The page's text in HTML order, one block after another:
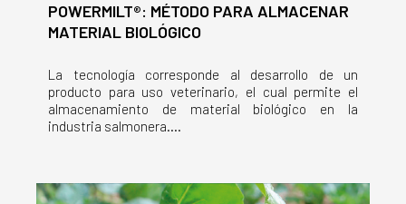
POWERMILT®: MÉTODO PARA ALMACENAR
MATERIAL BIOLÓGICO
La tecnología corresponde al desarrollo de un
producto para uso veterinario, el cual permite el
almacenamiento de material biológico en la
industria salmonera....